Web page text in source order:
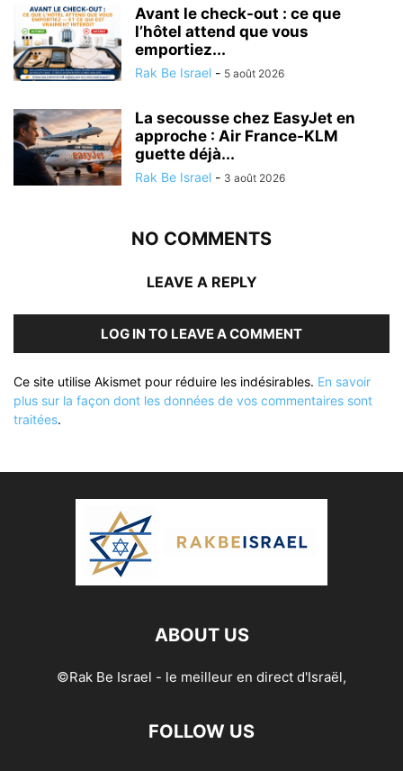
Avant le check-out : ce que
l’hôtel attend que vous
emportiez...
Rak Be Israel - 5 août 2026
La secousse chez EasyJet en
approche : Air France-KLM
guette déjà...
Rak Be Israel - 3 août 2026
NO COMMENTS
LEAVE A REPLY
LOG IN TO LEAVE A COMMENT
Ce site utilise Akismet pour réduire les indésirables. En savoir
plus sur la façon dont les données de vos commentaires sont
traitées.
ABOUT US
©Rak Be Israel - le meilleur en direct d'Israël,
FOLLOW US